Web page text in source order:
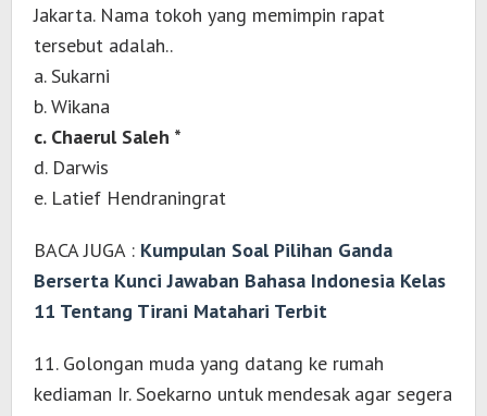
Jakarta. Nama tokoh yang memimpin rapat
tersebut adalah..
a. Sukarni
b. Wikana
c. Chaerul Saleh *
d. Darwis
e. Latief Hendraningrat
BACA JUGA : Kumpulan Soal Pilihan Ganda
Berserta Kunci Jawaban Bahasa Indonesia Kelas
11 Tentang Tirani Matahari Terbit
11. Golongan muda yang datang ke rumah
kediaman Ir. Soekarno untuk mendesak agar segera